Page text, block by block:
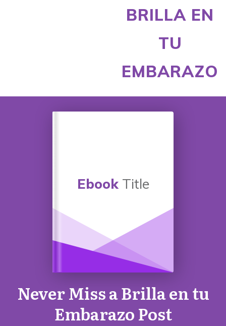
BRILLA EN
TU
EMBARAZO
Never Miss aBrilla en tu
EmbarazoPost
EbookTitle